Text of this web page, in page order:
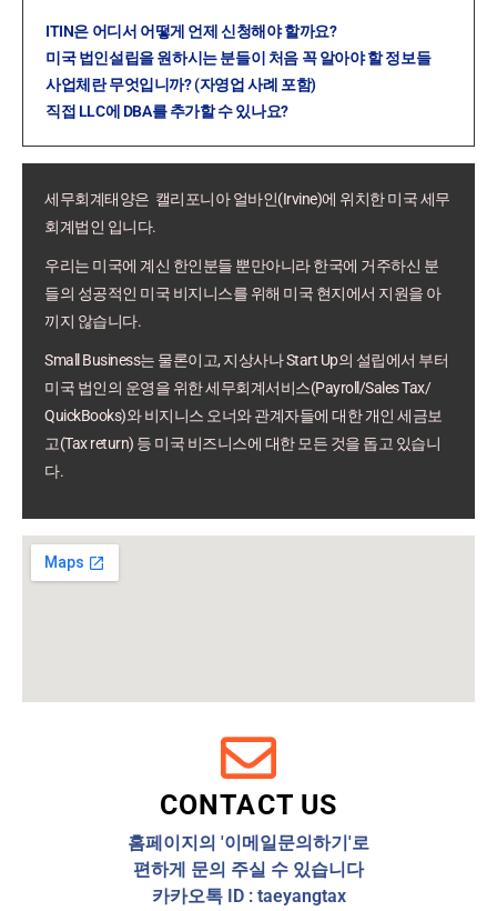
ITIN은 어디서 어떻게 언제 신청해야 할까요?
미국 법인설립을 원하시는 분들이 처음 꼭 알아야 할 정보들
사업체란 무엇입니까? (자영업 사례 포함)
직접 LLC에 DBA를 추가할 수 있나요?
세무회계태양은 캘리포니아 얼바인(Irvine)에 위치한 미국 세무
회계법인 입니다.
우리는 미국에 계신 한인분들 뿐만아니라 한국에 거주하신 분
들의 성공적인 미국 비지니스를 위해 미국 현지에서 지원을 아
끼지 않습니다.
Small Business는 물론이고, 지상사나 Start Up의 설립에서 부터
미국 법인의 운영을 위한 세무회계서비스(Payroll/Sales Tax/
QuickBooks)와 비지니스 오너와 관계자들에 대한 개인 세금보
고(Tax return) 등 미국 비즈니스에 대한 모든 것을 돕고 있습니
다.
CONTACT US
홈페이지의 '이메일문의하기'로
편하게 문의 주실 수 있습니다
카카오톡 ID : taeyangtax